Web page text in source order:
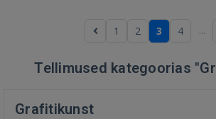
1 2 3 4 ...
Tellimused kategoorias
Grafitikunst